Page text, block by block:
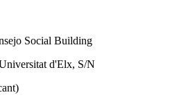
Social Building
d'Elx, S/N